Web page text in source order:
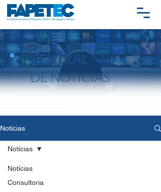
CENTRAL
DE NOTÍCIAS
Notícias
Notícias
Consultoria
Notícias